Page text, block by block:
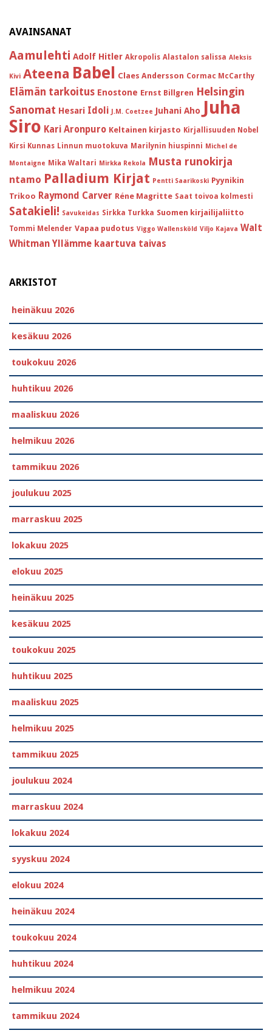
AVAINSANAT
Aamulehti Adolf Hitler Akropolis Alastalon salissa Aleksis
Kivi Ateena Babel Claes Andersson Cormac McCarthy
Elämän tarkoitus Enostone Ernst Billgren Helsingin
Sanomat Hesari Idoli J.M. Coetzee Juhani Aho Juha
Siro Kari Aronpuro Keltainen kirjasto Kirjallisuuden Nobel
Kirsi Kunnas Linnun muotokuva Marilynin hiuspinni Michel de
Montaigne Mika Waltari Mirkka Rekola Musta runokirja
ntamo Palladium Kirjat Pentti Saarikoski Pyynikin
Trikoo Raymond Carver Réne Magritte Saat toivoa kolmesti
Satakieli! Savukeidas Sirkka Turkka Suomen kirjailijaliitto
Tommi Melender Vapaa pudotus Viggo Wallensköld Viljo Kajava Walt
Whitman Yllämme kaartuva taivas
ARKISTOT
heinäkuu 2026
kesäkuu 2026
toukokuu 2026
huhtikuu 2026
maaliskuu 2026
helmikuu 2026
tammikuu 2026
joulukuu 2025
marraskuu 2025
lokakuu 2025
elokuu 2025
heinäkuu 2025
kesäkuu 2025
toukokuu 2025
huhtikuu 2025
maaliskuu 2025
helmikuu 2025
tammikuu 2025
joulukuu 2024
marraskuu 2024
lokakuu 2024
syyskuu 2024
elokuu 2024
heinäkuu 2024
toukokuu 2024
huhtikuu 2024
helmikuu 2024
tammikuu 2024